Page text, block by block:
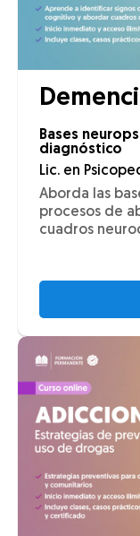
Bases
diagnóstico
Lic. en
Aborda las
procesos de
cuadros